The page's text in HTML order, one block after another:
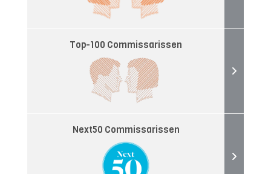
Top-100 Commissarissen
Next50 Commissarissen